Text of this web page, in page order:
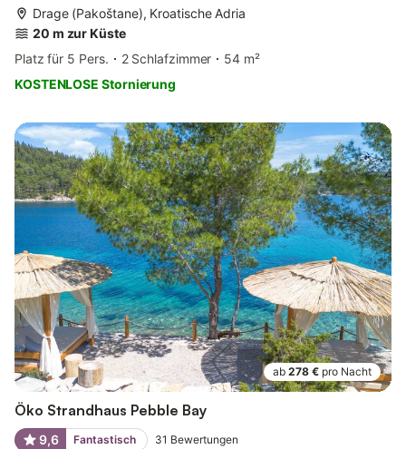
Drage (Pakoštane), Kroatische Adria
20 m zur Küste
Platz für 5 Pers.
2 Schlafzimmer
54 m²
KOSTENLOSE Stornierung
ab 278 € pro Nacht
Öko Strandhaus Pebble Bay
9,6 Fantastisch 31 Bewertungen